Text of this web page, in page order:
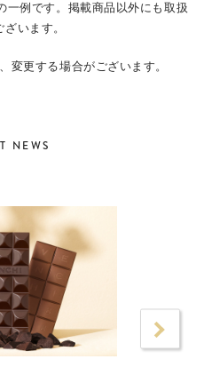
一例です。掲載商品以外にも取扱
います。
変更する場合がございます。
NEWS